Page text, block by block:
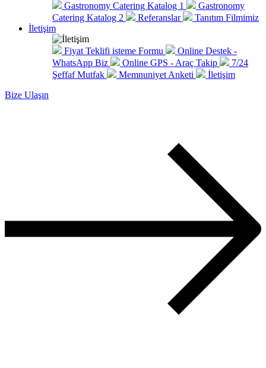
Gastronomy Catering Katalog 1
Gastronomy
Catering Katalog 2
Referanslar
Tanıtım Filmimiz
İletişim
Fiyat Teklifi isteme Formu
Online Destek -
WhatsApp Biz
Online GPS - Araç Takip
7/24
Şeffaf Mutfak
Memnuniyet Anketi
İletişim
Bize Ulaşın